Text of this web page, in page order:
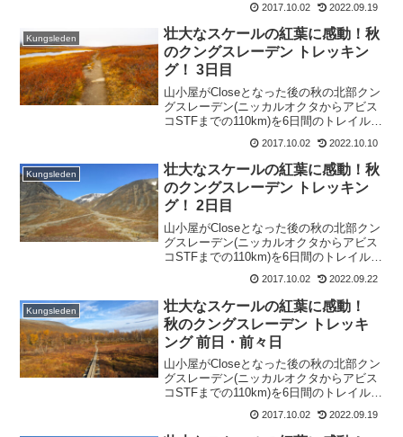
を踏まえ北部クングスレーデンの環境、
装備のまとめをレポートします。
2017.10.02 2022.09.19
Kungsleden
壮大なスケールの紅葉に感動！秋
のクングスレーデン トレッキン
グ！ 3日目
山小屋がCloseとなった後の秋の北部クン
グスレーデン(ニッカルオクタからアビス
コSTFまでの110km)を6日間のトレイルハ
す。
2017.10.02 2022.10.10
Kungsleden
壮大なスケールの紅葉に感動！秋
のクングスレーデン トレッキン
グ！ 2日目
山小屋がCloseとなった後の秋の北部クン
グスレーデン(ニッカルオクタからアビス
コSTFまでの110km)を6日間のトレイルハ
目 ケブネカイセマウンテンステーション
からシンギへ」をレポートします。
2017.10.02 2022.09.22
Kungsleden
壮大なスケールの紅葉に感動！
秋のクングスレーデン トレッキ
ング 前日・前々日
山小屋がCloseとなった後の秋の北部クン
グスレーデン(ニッカルオクタからアビス
コSTFまでの110km)を6日間のトレイルハ
イクしました。本記事では、「ハイク
前々日 ストックホルム→キルナ」「ハイ
2017.10.02 2022.09.19